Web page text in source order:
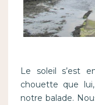
Le soleil s’est
chouette que
notre balade.